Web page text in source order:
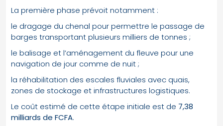
La première phase prévoit notamment :
le dragage du chenal pour permettre le passage de
barges transportant plusieurs milliers de tonnes ;
le balisage et l’aménagement du fleuve pour une
navigation de jour comme de nuit ;
la réhabilitation des escales fluviales avec quais,
zones de stockage et infrastructures logistiques.
Le coût estimé de cette étape initiale est de 7,38
milliards de FCFA.